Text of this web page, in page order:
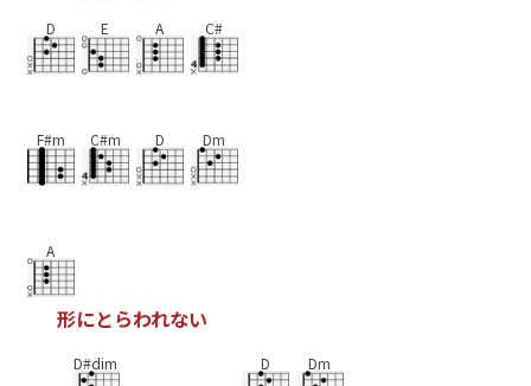
D E A C#
F#m C#m D Dm
A
形にとらわれない
D#dim D Dm